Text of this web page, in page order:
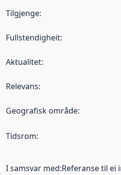
Tilgjenge:
Fullstendigheit:
Aktualitet:
Relevans:
Geografisk område:
Tidsrom:
I samsvar med:Referanse til ei